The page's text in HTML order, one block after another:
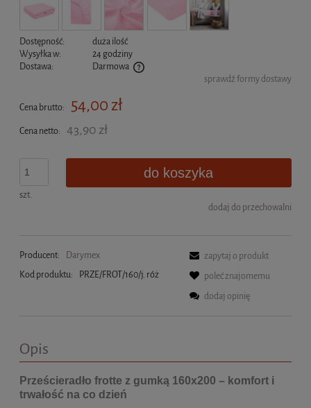
Dostępność:
duża ilość
Wysyłka w:
24 godziny
Dostawa:
Darmowa
Cena nie zawiera ewentualnych kosztów płatnościsprawdź formy dostawy
Cena brutto: 54,00 zł
Cena netto: 43,90 zł
szt.
do koszyka
dodaj do przechowalni
Producent:
Darymex
Kod produktu:
PRZE/FROT/160/j. róż
zapytaj o produkt
poleć znajomemu
dodaj opinię
Opis
Prześcieradło frotte z gumką 160x200 – komfort i
trwałość na co dzień